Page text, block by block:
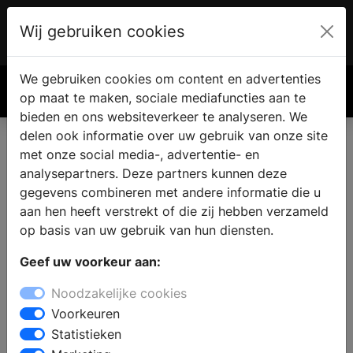
€ 0.00
Wij gebruiken cookies
We gebruiken cookies om content en advertenties
op maat te maken, sociale mediafuncties aan te
bieden en ons websiteverkeer te analyseren. We
delen ook informatie over uw gebruik van onze site
met onze social media-, advertentie- en
analysepartners. Deze partners kunnen deze
gegevens combineren met andere informatie die u
aan hen heeft verstrekt of die zij hebben verzameld
op basis van uw gebruik van hun diensten.
Geef uw voorkeur aan:
Noodzakelijke cookies
Voorkeuren
Statistieken